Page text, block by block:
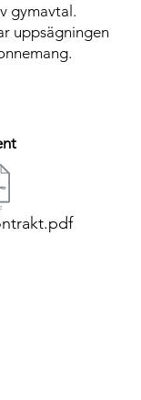
gymavtal.
uppsägningen